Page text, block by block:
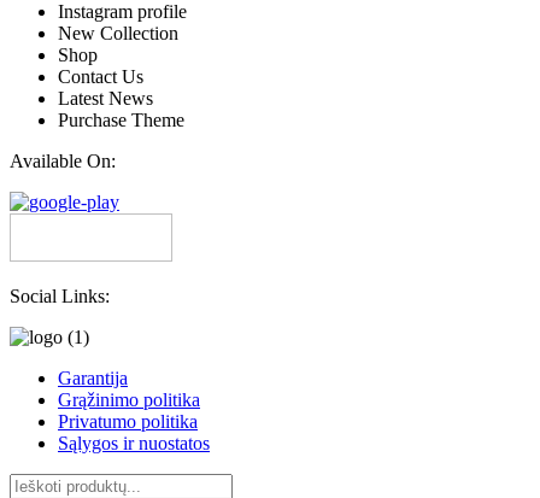
Instagram profile
New Collection
Shop
Contact Us
Latest News
Purchase Theme
Available On:
Social Links:
Garantija
Grąžinimo politika
Privatumo politika
Sąlygos ir nuostatos